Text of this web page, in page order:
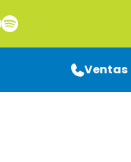
Ventas